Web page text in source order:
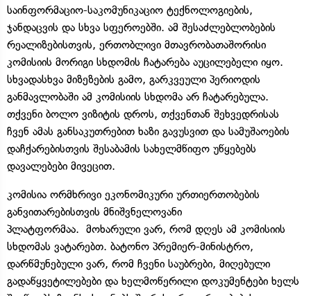
საინფორმაციო-საკომუნიკაციო ტექნოლოგიების,
ჯანდაცვის და სხვა სფეროებში. ამ შესაძლებლობების
რეალიზებისთვის, ერთობლივი მთავრობათაშორისი
კომისიის მორიგი სხდომის ჩატარება აუცილებელი იყო.
სხვადასხვა მიზეზების გამო, გარკვეული პერიოდის
განმავლობაში ამ კომისიის სხდომა არ ჩატარებულა.
თქვენი ბოლო ვიზიტის დროს, თქვენთან შეხვედრისას
ჩვენ ამას განსაკუთრებით ხაზი გავუსვით და სამუშაოების
დაჩქარებისთვის შესაბამის სახელმწიფო უწყებებს
დავალებები მივეცით.
კომისია ორმხრივი ეკონომიკური ურთიერთობების
განვითარებისთვის მნიშვნელოვანი
პლატფორმაა. მოხარული ვარ, რომ დღეს ამ კომისიის
სხდომას ვატარებთ. ბატონო პრემიერ-მინისტრო,
დარწმუნებული ვარ, რომ ჩვენი საუბრები, მიღებული
გადაწყვეტილებები და ხელმოწერილი დოკუმენტები ხელს